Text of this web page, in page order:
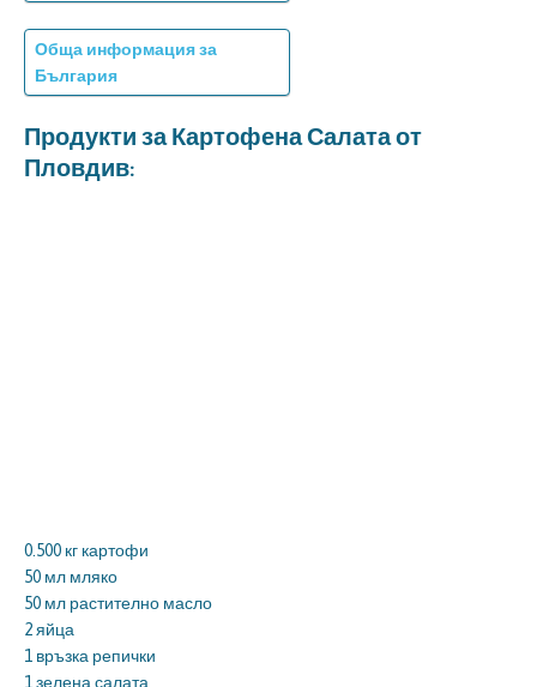
Обща информация за
България
Продукти за Картофена Салата от
Пловдив:
0.500 кг картофи
50 мл мляко
50 мл растително масло
2 яйца
1 връзка репички
1 зелена салата